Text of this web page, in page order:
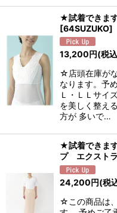
★試着できま
[64SUZUKO]
13,200円(税
☆店頭在庫が
なります。予
Ｌ・ＬＬサイ
を美しく整え
方が 多いで…
★試着できま
プ エクストラ
24,200円(税
☆この商品は